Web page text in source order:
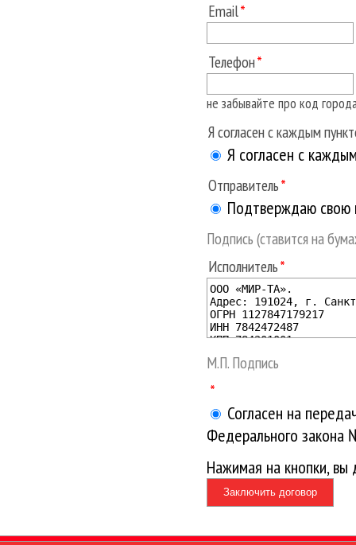
Email
Телефон
не забывайте про код
Я согласен с каждым
Я согласен с
Отправитель
Подтверждаю свою
Подпись (ставится на
Исполнитель
М.П. Подпись
Согласен на
Федерального
Нажимая на кнопки,
Заключить договор